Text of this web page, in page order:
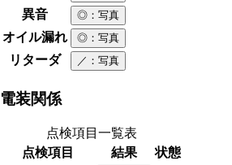
異音 ◎ ：写真
オイル漏れ ◎ ：写真
リターダ ／ ：写真
電装関係
点検項目一覧表
点検項目
結果
状態